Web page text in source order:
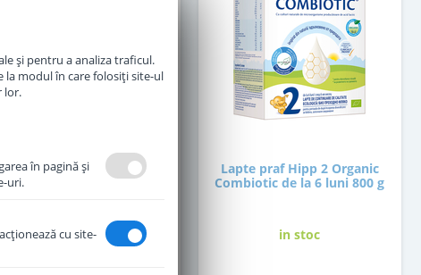
Lapte praf Hipp 2 Organic
de la 6 luni 300 g
in stoc
Lapte praf Hipp 2 Organic
Combiotic de la 6 luni 800 g
in stoc
și pentru a analiza traficul.
la modul în care folosiți site-ul
lor.
în pagină şi
uri.
cu site-